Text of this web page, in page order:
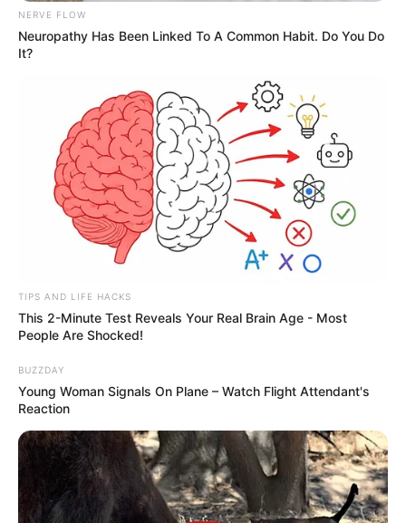
NERVE FLOW
Neuropathy Has Been Linked To A Common Habit. Do You Do
It?
TIPS AND LIFE HACKS
This 2-Minute Test Reveals Your Real Brain Age - Most
People Are Shocked!
BUZZDAY
Young Woman Signals On Plane – Watch Flight Attendant's
Reaction